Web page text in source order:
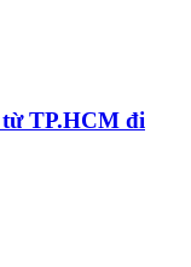
TP.HCM đi